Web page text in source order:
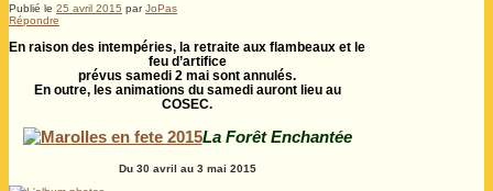
Publié le 25 avril 2015 parJoPas
Répondre
En raison des intempéries, la retraite aux flambeaux et le
feu d’artifice
prévus samedi 2 mai sont annulés.
En outre, les animations du samedi auront lieu au
COSEC.
La Forêt Enchantée
Du 30 avril au 3 mai 2015